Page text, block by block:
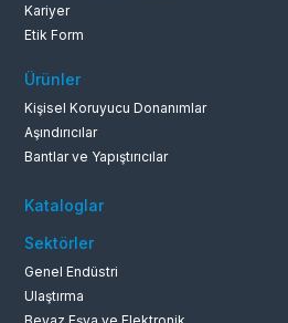
Kariyer
Etik Form
Ürünler
Kişisel Koruyucu Donanımlar
Aşındırıcılar
Bantlar ve Yapıştırıcılar
Kataloglar
Sektörler
Genel Endüstri
Ulaştırma